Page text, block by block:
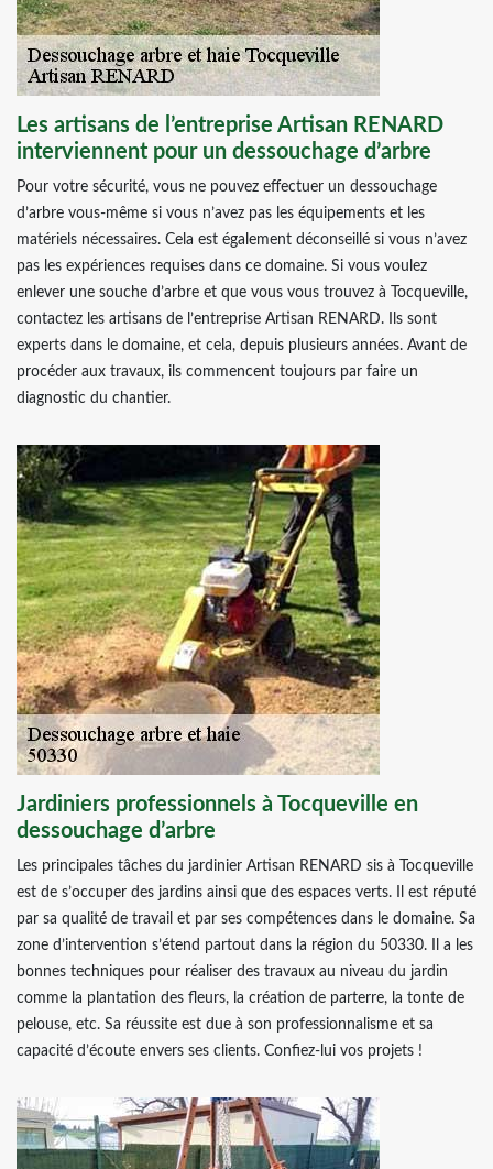
Les artisans de l’entreprise Artisan RENARD
interviennent pour un dessouchage d’arbre
Pour votre sécurité, vous ne pouvez effectuer un dessouchage
d’arbre vous-même si vous n’avez pas les équipements et les
matériels nécessaires. Cela est également déconseillé si vous n’avez
pas les expériences requises dans ce domaine. Si vous voulez
enlever une souche d’arbre et que vous vous trouvez à Tocqueville,
contactez les artisans de l’entreprise Artisan RENARD. Ils sont
experts dans le domaine, et cela, depuis plusieurs années. Avant de
procéder aux travaux, ils commencent toujours par faire un
diagnostic du chantier.
Jardiniers professionnels à Tocqueville en
dessouchage d’arbre
Les principales tâches du jardinier Artisan RENARD sis à Tocqueville
est de s’occuper des jardins ainsi que des espaces verts. Il est réputé
par sa qualité de travail et par ses compétences dans le domaine. Sa
zone d’intervention s’étend partout dans la région du 50330. Il a les
bonnes techniques pour réaliser des travaux au niveau du jardin
comme la plantation des fleurs, la création de parterre, la tonte de
pelouse, etc. Sa réussite est due à son professionnalisme et sa
capacité d’écoute envers ses clients. Confiez-lui vos projets !